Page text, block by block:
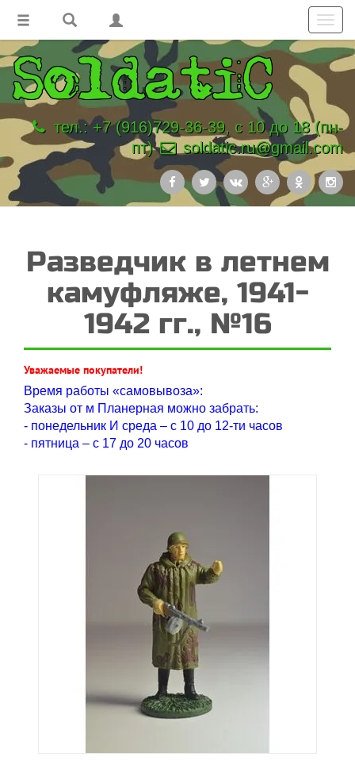
тел.: +7 (916)729-36-39, с 10 до 18 (пн-
пт)
soldatic.ru@gmail.com
Разведчик в летнем
камуфляже, 1941-
1942 гг., №16
Уважаемые покупатели!
Время работы «самовывоза»:
Заказы от м Планерная можно забрать:
- понедельник И среда – с 10 до 12-ти часов
- пятница – с 17 до 20 часов